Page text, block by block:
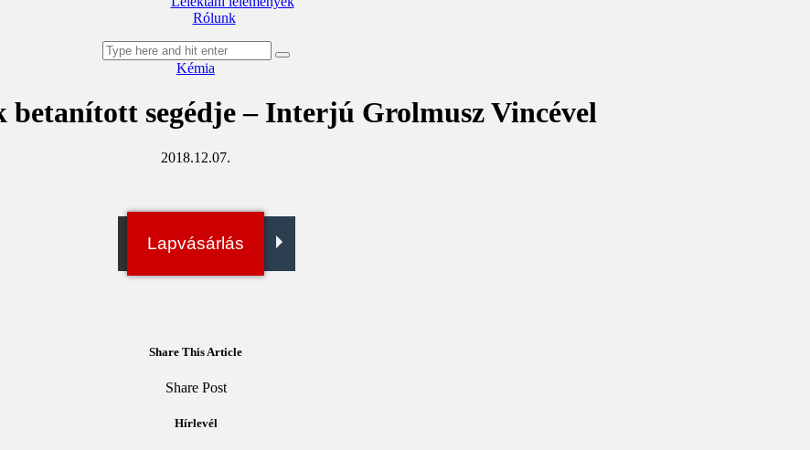
Rólunk
facebook-
youtube-
email
Kémia
segédje – Interjú Grolmusz Vincével
2018.12.07.
Digitális példány
Lapvásárlás
Share This Article
Share PostMegosztás
Megosztás
Elküld
Copy
Hírlevél